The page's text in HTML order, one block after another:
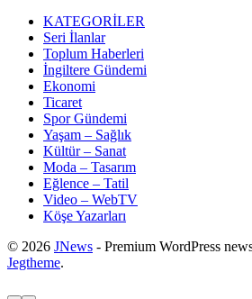
KATEGORİLER
Seri İlanlar
Toplum Haberleri
İngiltere Gündemi
Ekonomi
Ticaret
Spor Gündemi
Yaşam – Sağlık
Kültür – Sanat
Moda – Tasarım
Eğlence – Tatil
Video – WebTV
Köşe Yazarları
© 2026 JNews - Premium WordPress
Jegtheme.